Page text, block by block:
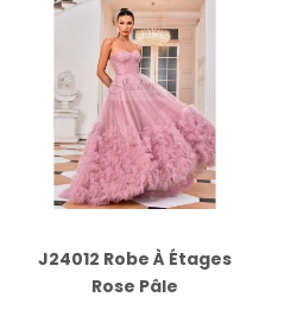
J24012 Robe À Étages
Rose Pâle